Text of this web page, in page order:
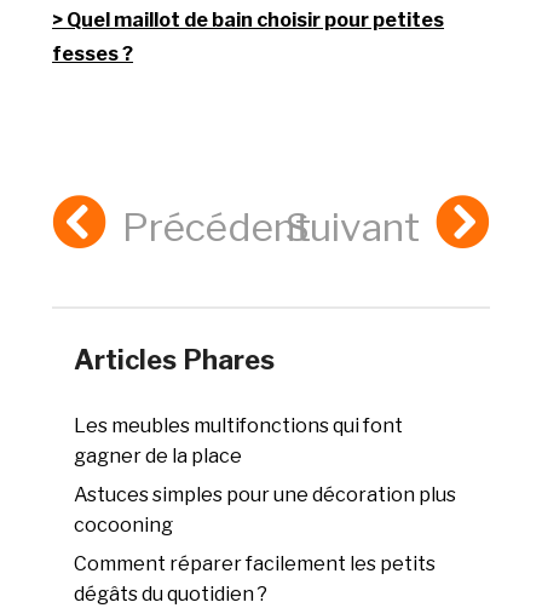
Quel maillot de bain choisir pour petites
fesses ?
PrécédentSuivant
Articles Phares
Les meubles multifonctions qui font
gagner de la place
Astuces simples pour une décoration plus
cocooning
Comment réparer facilement les petits
dégâts du quotidien ?